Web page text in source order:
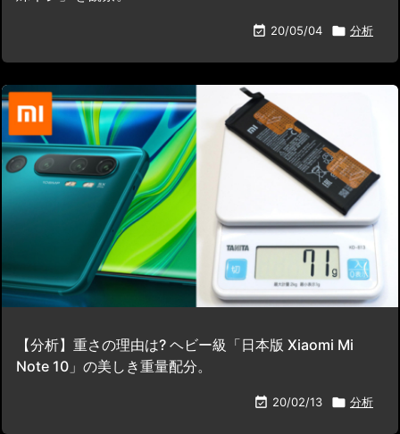
 20/05/04  分析
【分析】重さの理由は? ヘビー級「日本版 Xiaomi Mi
Note 10」の美しき重量配分。
 20/02/13  分析